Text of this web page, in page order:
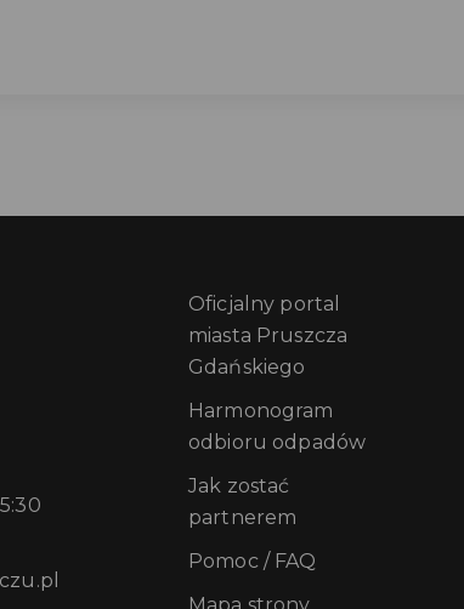
Oficjalny portal
miasta Pruszcza
Gdańskiego
Harmonogram
odbioru odpadów
Jak zostać
partnerem
Pomoc / FAQ